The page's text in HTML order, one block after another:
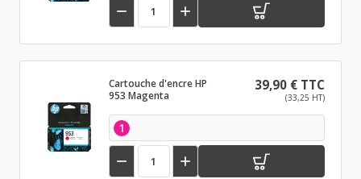
 
Cartouche d'encre HP
953 Magenta
39,90 € TTC
(33,25 HT)
1
 